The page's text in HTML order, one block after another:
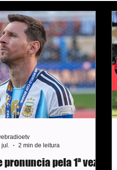
pronuncia pela 1ª vez
2 min de leitura